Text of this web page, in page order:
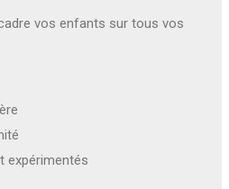
vos enfants sur tous vos
expérimentés